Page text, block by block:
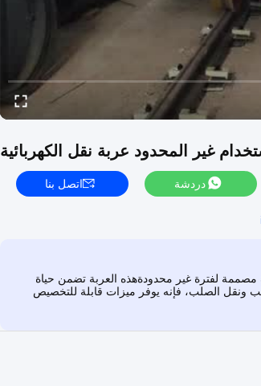
غير المحدود عربة نقل الكهربائية
دردشة اتصل بنا
تبلغ 10 طن عربة نقل كهربائية ثقيلة مصممة لفترة غير محدودةهذه العربة تضمن حياة
ونقل الصلب، فإنه يوفر ميزات قابلة للتخصيص